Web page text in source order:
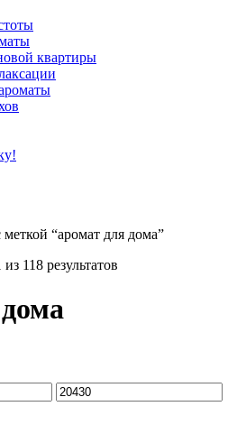
квартиры
“аромат для дома”
118 результатов